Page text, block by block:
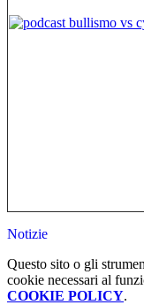
Notizie
Questo sito o gli
cookie necessari al
COOKIE POLICY.